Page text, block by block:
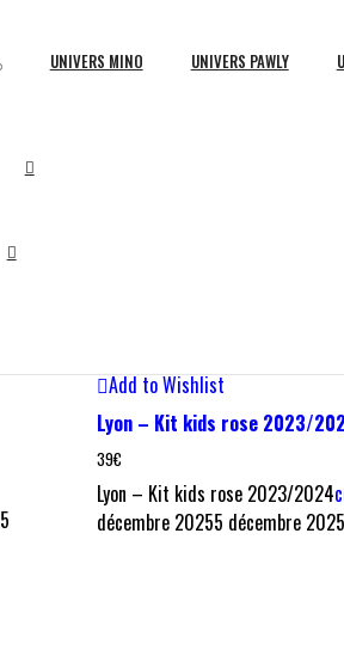
UNIVERS MINO UNIVERS PAWLY
5
Add to Wishlist
Lyon – Kit kids rose 2023/
39€
Lyon – Kit kids rose 2023/2024
décembre 20255 décembre 2025